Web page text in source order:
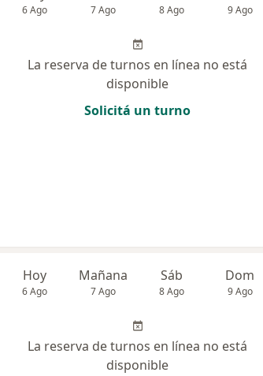
Dirección 5 Dirección 6
6 Ago 7 Ago 8 Ago 9 Ago
La reserva de turnos en línea no está
disponible
Solicitá un turno
Hoy
6 Ago
Mañana
7 Ago
Sáb
8 Ago
Dom
9 Ago
La reserva de turnos en línea no está
disponible